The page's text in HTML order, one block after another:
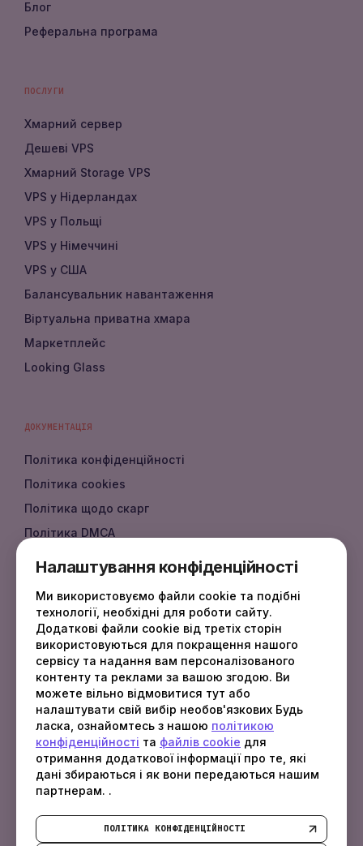
Блог
Реферальна програма
ПОСЛУГИ
Хмарний сервер
Дешеві VPS
Хмарний Storage VPS
VPS у Нідерландах
VPS у Польщі
VPS у Німеччині
VPS у США
Балансувальник навантаження
Віртуальна приватна хмара
Маркетплейс
Looking Glass
ДОКУМЕНТАЦІЯ
Політика конфіденційності
Політика cookies
Політика щодо скарг
Політика DMCA
КОНТАКТИ
sales@fotbo.com
support@fotbo.com
Latvia, Rīga, Raņķa dambis 30 - 110, LV-1048
Налаштування конфіденційності
Ми використовуємо файли cookie та подібні
технології, необхідні для роботи сайту.
Додаткові файли cookie від третіх сторін
використовуються для покращення нашого
сервісу та надання вам персоналізованого
контенту та реклами за вашою згодою. Ви
можете вільно відмовитися тут або
налаштувати свій вибір необов'язкових Будь
ласка, ознайомтесь з нашою політикою
конфіденційності та файлів cookie для
отримання додаткової інформації про те, які
дані збираються і як вони передаються нашим
партнерам. .
ПОЛІТИКА КОНФІДЕНЦІЙНОСТІ